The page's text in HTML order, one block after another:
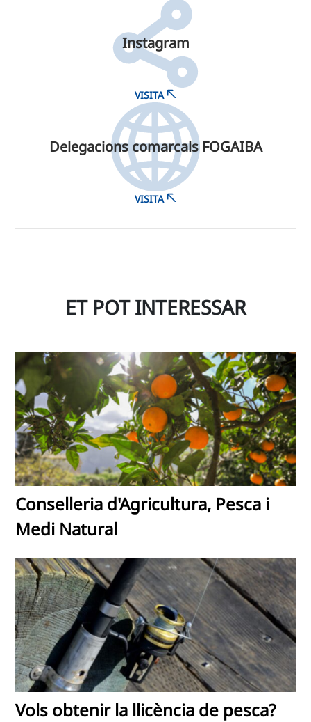
Instagram
VISITA
Delegacions comarcals FOGAIBA
VISITA
ET POT INTERESSAR
Conselleria d'Agricultura, Pesca i
Medi Natural
Vols obtenir la llicència de pesca?